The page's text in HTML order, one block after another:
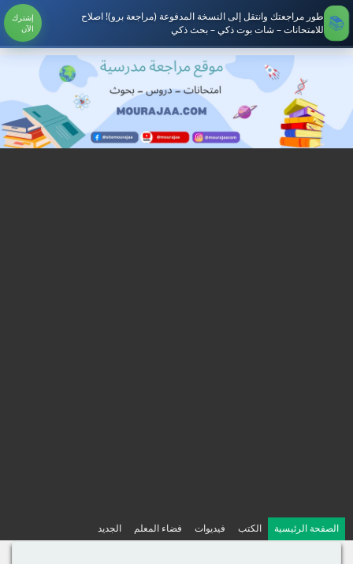
طور مراجعتك وانتقل إلى النسخة المدفوعة (مراجعة برو)! اصلاح
للامتحانات – شات بوت ذكي – بحث ذكي
إشترك
الآن
الصفحة الرئيسية الكتب فيديوات فضاء المعلم الجديد